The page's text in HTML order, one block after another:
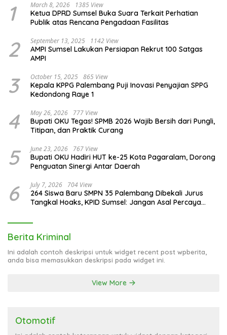
1 March 8, 2026 1385 View
Ketua DPRD Sumsel Buka Suara Terkait Perhatian
Publik atas Rencana Pengadaan Fasilitas
2 September 13, 2025 1142 View
AMPI Sumsel Lakukan Persiapan Rekrut 100 Satgas
AMPI
3 October 15, 2025 865 View
Kepala KPPG Palembang Puji Inovasi Penyajian SPPG
Kedondong Raye 1
4 May 26, 2026 777 View
Bupati OKU Tegas! SPMB 2026 Wajib Bersih dari Pungli,
Titipan, dan Praktik Curang
5 June 23, 2026 767 View
Bupati OKU Hadiri HUT ke-25 Kota Pagaralam, Dorong
Penguatan Sinergi Antar Daerah
6 July 7, 2026 704 View
264 Siswa Baru SMPN 35 Palembang Dibekali Jurus
Tangkal Hoaks, KPID Sumsel: Jangan Asal Percaya
Berita Kriminal
Ini adalah contoh deskripsi untuk widget recent post wpberita,
anda bisa memasukkan deskripsi pada widget ini.
View More
Otomotif